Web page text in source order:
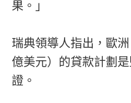
果。」
瑞典領導人指出，歐
億美元）的貸款計劃
證。